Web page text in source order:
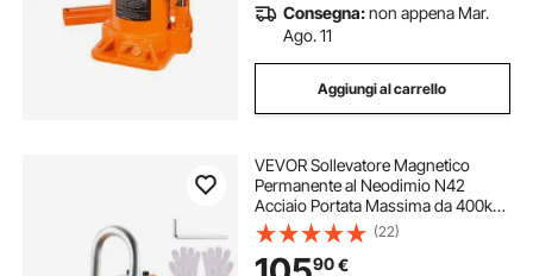
sollevatore per cartongesso
Consegna:non appena Mar.
Ago. 11
Aggiungi al carrello
VEVOR Sollevatore Magnetico
Permanente al Neodimio N42
Acciaio Portata Massima da 400kg
Dimensioni Base 156x91x98 mm,
Sollevatore a Magneti Permanenti
Fattore di Sicurezza 2,5 Forza di
(22)
90€